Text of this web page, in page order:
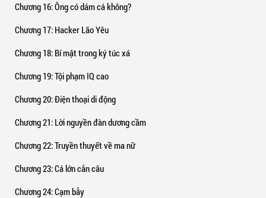
Chương 16: Ông có dám cá không?
Chương 17: Hacker Lão Yêu
Chương 18: Bí mật trong ký túc xá
Chương 19: Tội phạm IQ cao
Chương 20: Điện thoại di động
Chương 21: Lời nguyền đàn dương cầm
Chương 22: Truyền thuyết về ma nữ
Chương 23: Cá lớn cắn câu
Chương 24: Cạm bẫy